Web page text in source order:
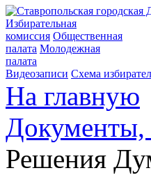
Избирательная
комиссия Общественная
палата Молодежная
палата
Видеозаписи Схема
На главную
Документы,
Решения